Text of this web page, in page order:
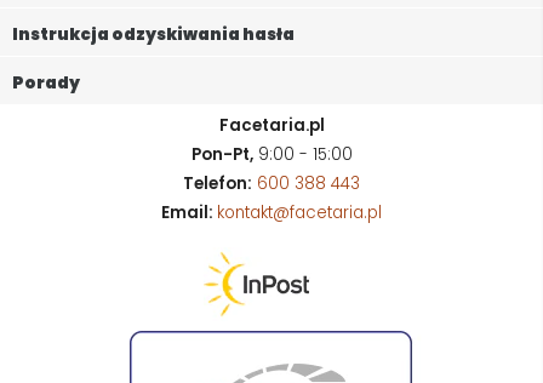
Instrukcja odzyskiwania hasła
Porady
Facetaria.pl
Pon-Pt,9:00 - 15:00
Telefon: 600 388 443
Email: kontakt@facetaria.pl